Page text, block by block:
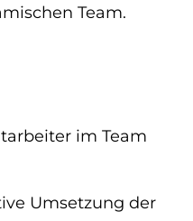
Team.
im Team
Umsetzung der